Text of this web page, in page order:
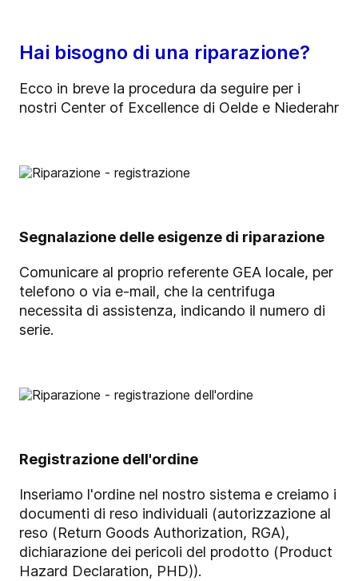
Hai bisogno di una riparazione?
Ecco in breve la procedura da seguire per i
nostri Center of Excellence di Oelde e Niederahr
Segnalazione delle esigenze di riparazione
Comunicare al proprio referente GEA locale, per
telefono o via e-mail, che la centrifuga
necessita di assistenza, indicando il numero di
serie.
Registrazione dell'ordine
Inseriamo l'ordine nel nostro sistema e creiamo i
documenti di reso individuali (autorizzazione al
reso (Return Goods Authorization, RGA),
dichiarazione dei pericoli del prodotto (Product
Hazard Declaration, PHD)).